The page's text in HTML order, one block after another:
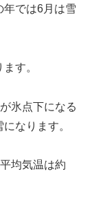
年では6月は雪
す。
氷点下になる
なります。
均気温は約